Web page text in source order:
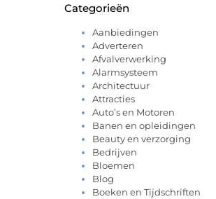
Categorieën
Aanbiedingen
Adverteren
Afvalverwerking
Alarmsysteem
Architectuur
Attracties
Auto’s en Motoren
Banen en opleidingen
Beauty en verzorging
Bedrijven
Bloemen
Blog
Boeken en Tijdschriften